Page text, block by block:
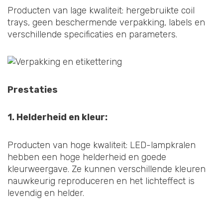
Producten van lage kwaliteit: hergebruikte coil
trays, geen beschermende verpakking, labels en
verschillende specificaties en parameters.
Prestaties
1. Helderheid en kleur:
Producten van hoge kwaliteit: LED-lampkralen
hebben een hoge helderheid en goede
kleurweergave. Ze kunnen verschillende kleuren
nauwkeurig reproduceren en het lichteffect is
levendig en helder.